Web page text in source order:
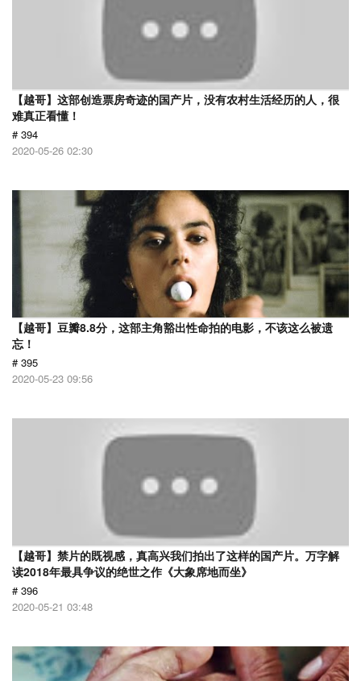
【越哥】这部创造票房奇迹的国产片，没有农村生活经历的人，很
难真正看懂！
# 394
2020-05-26 02:30
【越哥】豆瓣8.8分，这部主角豁出性命拍的电影，不该这么被遗
忘！
# 395
2020-05-23 09:56
【越哥】禁片的既视感，真高兴我们拍出了这样的国产片。万字解
读2018年最具争议的绝世之作《大象席地而坐》
# 396
2020-05-21 03:48